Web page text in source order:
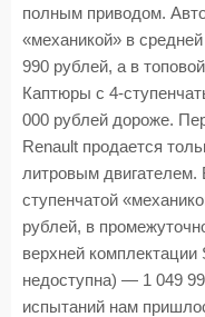
полным приводом.
«механикой» в
990 рублей, а в
Каптюры с 4-
000 рублей дороже.
Renault продается
литровым двигателем.
ступенчатой
рублей, в
верхней комплектации
недоступна) — 1 049
испытаний нам